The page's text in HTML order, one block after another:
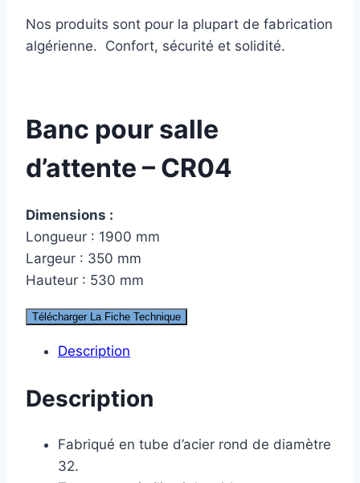
Nos produits sont pour la plupart de fabrication
algérienne. Confort, sécurité et solidité.
Banc pour salle
d’attente – CR04
Dimensions :
Longueur : 1900 mm
Largeur : 350 mm
Hauteur : 530 mm
Télécharger La Fiche Technique
Description
Description
Fabriqué en tube d’acier rond de diamètre
32.